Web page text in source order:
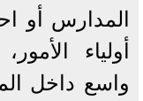
المدارس أو
أولياء
واسع داخل